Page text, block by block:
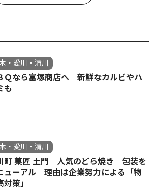
・愛川・清川
Ｑなら富塚商店へ 新鮮なカルビやハ
も
・愛川・清川
町 菓匠 土門 人気のどら焼き 包装を
ューアル 理由は企業努力による「物
対策」